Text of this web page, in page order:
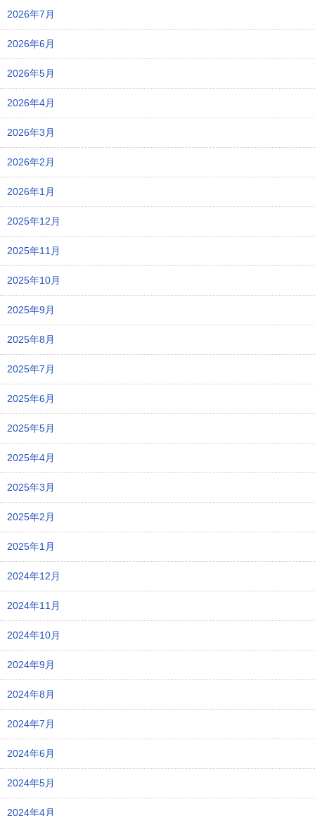
2026年7月
2026年6月
2026年5月
2026年4月
2026年3月
2026年2月
2026年1月
2025年12月
2025年11月
2025年10月
2025年9月
2025年8月
2025年7月
2025年6月
2025年5月
2025年4月
2025年3月
2025年2月
2025年1月
2024年12月
2024年11月
2024年10月
2024年9月
2024年8月
2024年7月
2024年6月
2024年5月
2024年4月